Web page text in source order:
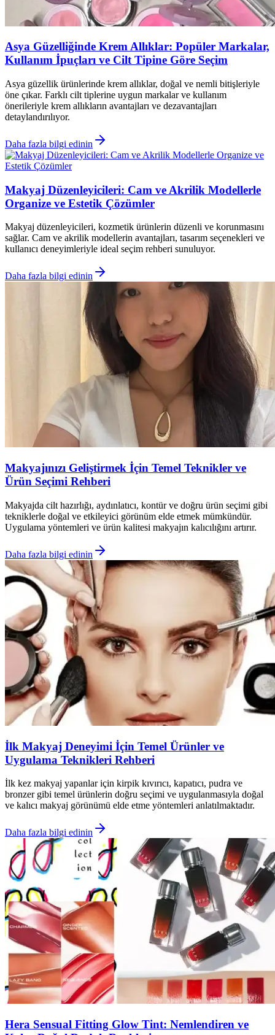
Asya Güzelliğinde Krem Allıklar: Popüler Markalar,
Kullanım İpuçları ve Cilt Tipine Göre Seçim
Asya güzellik ürünlerinde krem allıklar, doğal ve nemli bitişleriyle
öne çıkar. Farklı cilt tiplerine uygun markalar ve kullanım
önerileriyle krem allıkların avantajları ve dezavantajları
detaylandırılıyor.
Daha fazla bilgi edinin
Makyaj Düzenleyicileri: Cam ve Akrilik Modellerle
Organize ve Estetik Çözümler
Makyaj düzenleyicileri, kozmetik ürünlerin düzenli ve korunmasını
sağlar. Cam ve akrilik modellerin avantajları, tasarım seçenekleri ve
kullanıcı deneyimleriyle ideal seçim rehberi sunuluyor.
Daha fazla bilgi edinin
Makyajınızı Geliştirmek İçin Temel Teknikler ve
Ürün Seçimi Rehberi
Makyajda cilt hazırlığı, aydınlatıcı, kontür ve doğru ürün seçimi gibi
tekniklerle doğal ve etkileyici görünüm elde etmek mümkündür.
Uygulama yöntemleri ve ürün kalitesi makyajın kalıcılığını artırır.
Daha fazla bilgi edinin
İlk Makyaj Deneyimi İçin Temel Ürünler ve
Uygulama Teknikleri Rehberi
İlk kez makyaj yapanlar için kirpik kıvırıcı, kapatıcı, pudra ve
bronzer gibi temel ürünlerin doğru seçimi ve uygulanmasıyla doğal
ve kalıcı makyaj görünümü elde etme yöntemleri anlatılmaktadır.
Daha fazla bilgi edinin
Hera Sensual Fitting Glow Tint: Nemlendiren ve